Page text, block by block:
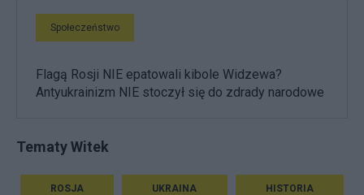
Społeczeństwo
Flagą Rosji NIE epatowali kibole Widzewa?
Antyukrainizm NIE stoczył się do zdrady narodowe
Tematy Witek
ROSJA UKRAINA HISTORIA